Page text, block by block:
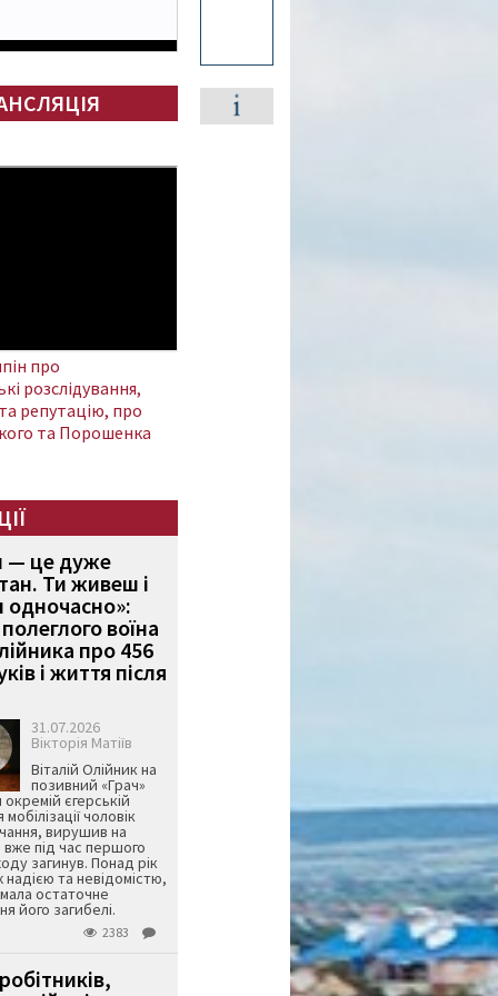
про
розслідування,
репутацію, про
та Порошенка
— це дуже
Ти живеш і
воїна
про 456
і життя після
31.07.2026
Вікторія Матіїв
Віталій Олійник на
позивний «Грач»
єгерській
чоловік
вирушив на
під час першого
загинув. Понад рік
надією та невідомістю,
остаточне
його загибелі.
2383